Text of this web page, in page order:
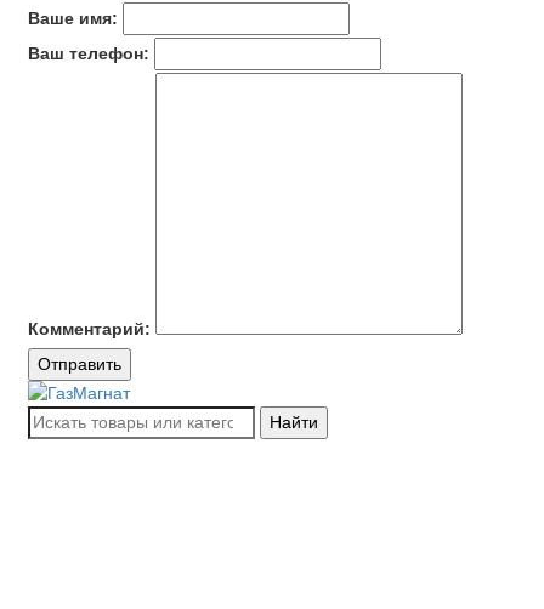
Ваше имя:
Ваш телефон:
Комментарий:
Отправить
Найти